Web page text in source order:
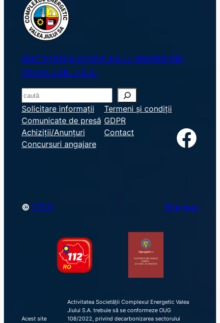
SOCIETATEA COMPLEXUL ENERGETIC
VALEA JIULUI S.A.
S
e
a
r
c
Solicitare informații
Comunicate de presă
Achiziții/Anunțuri
Concursuri angajare
Termeni și condiții
GDPR
Contact
Facebook
© CEVJ Sitemap
Acest site
Activitatea Societății Complexul Energetic Valea
Jiului S.A. trebuie să se conformeze OUG
108/2022, privind decarbonizarea sectorului